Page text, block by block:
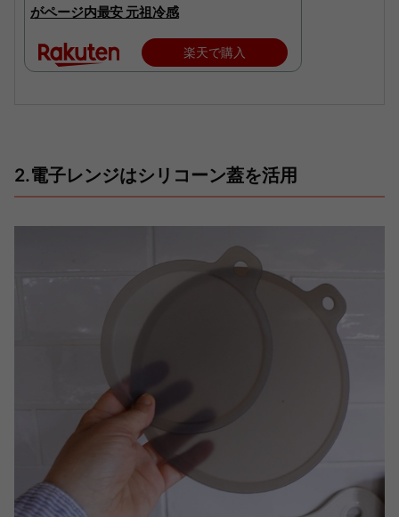
がページ内最安 元祖冷感
楽天で購入
2.電子レンジはシリコーン蓋を活用